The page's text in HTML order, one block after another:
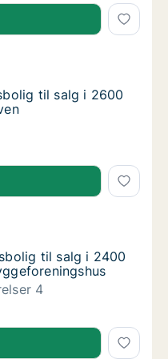
til salg i 2600
i 2600 Glostrup,
til salg i 2600
til salg i 2600
til salg i 2600
til salg i 2400
i 2400 København
til salg i 2400
til salg i 2400
4
til salg i 2400